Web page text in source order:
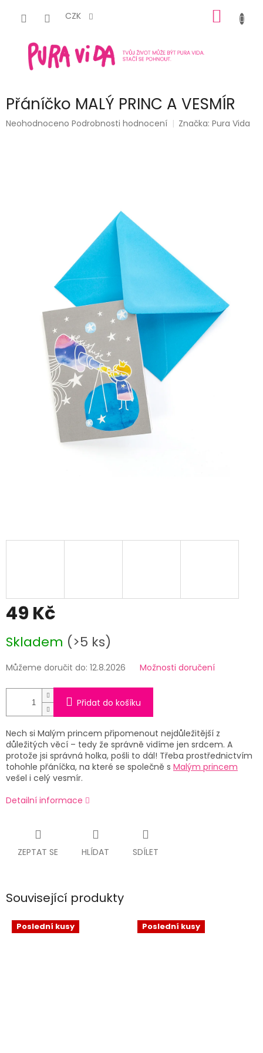
CZK
KOŠÍK
Přáníčko MALÝ PRINC A VESMÍR
Průměrné
Neohodnoceno Podrobnosti hodnocení Značka:Pura Vida
49 Kč
cena:
Skladem (>5 ks)
Můžeme doručit do: 12.8.2026 Možnosti doručení
Přidat do košíku
Nech si Malým princem připomenout nejdůležitější z
důležitých věcí – tedy že správně vidíme jen srdcem. A
protože jsi správná holka, pošli to dál! Třeba prostřednictvím
tohohle přáníčka, na které se společně s Malým princem
vešel i celý vesmír.
Detailní informace
ZEPTAT SE HLÍDAT SDÍLET
Související produkty
Poslední kusy Poslední kusy